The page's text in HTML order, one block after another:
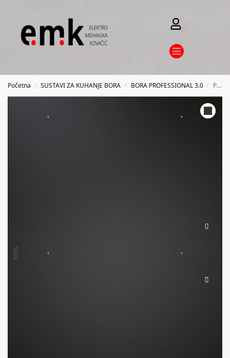
Početna / SUSTAVI ZA KUHANJE BORA / BORA PROFESSIONAL 3.0 / Pro surface induction cooktop